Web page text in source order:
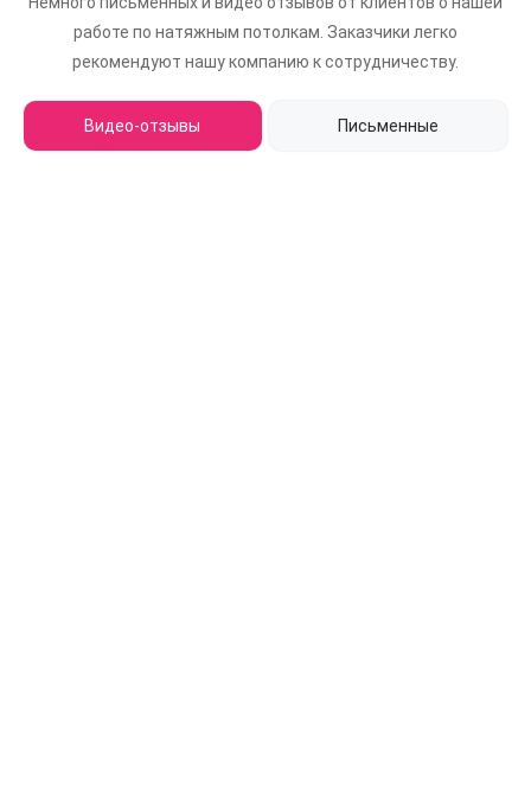
работе по натяжным потолкам. Заказчики легко
рекомендуют нашу компанию к сотрудничеству.
Видео-отзывы Письменные